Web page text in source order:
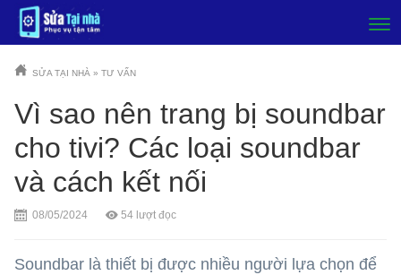
SỬA TẠI NHÀ » TƯ VẤN
Vì sao nên trang bị soundbar
cho tivi? Các loại soundbar
và cách kết nối
08/05/2024 54 lượt đọc
Soundbar là thiết bị được nhiều người lựa chọn để